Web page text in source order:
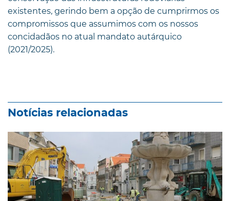
existentes, gerindo bem a opção de cumprirmos os
compromissos que assumimos com os nossos
concidadãos no atual mandato autárquico
(2021/2025).
Notícias relacionadas